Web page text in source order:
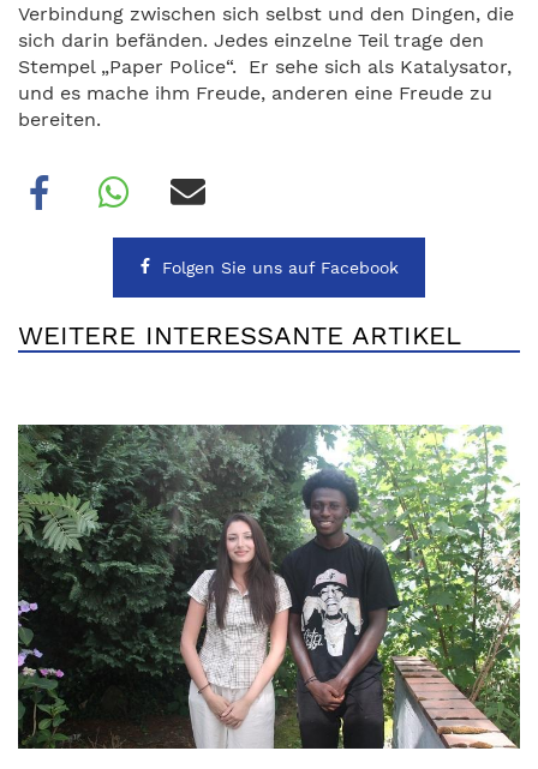
Verbindung zwischen sich selbst und den Dingen, die
sich darin befänden. Jedes einzelne Teil trage den
Stempel „Paper Police“. Er sehe sich als Katalysator,
und es mache ihm Freude, anderen eine Freude zu
bereiten.
Folgen Sie uns auf Facebook
WEITERE INTERESSANTE ARTIKEL